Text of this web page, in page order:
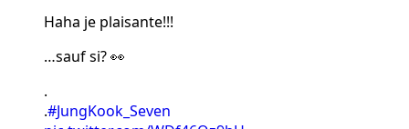
Haha je plaisante!!!
…sauf si? 👀
.
.#JungKook_Seven